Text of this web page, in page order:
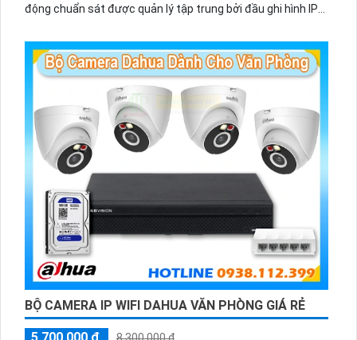
động chuẩn sát được quản lý tập trung bởi đầu ghi hình IP
BỘ CAMERA IP WIFI DAHUA VĂN PHÒNG GIÁ RẺ
5,700,000 ₫
8,300,000 ₫